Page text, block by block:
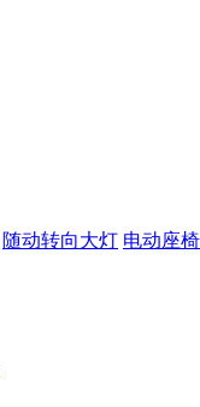
随动转向大灯 电动座椅